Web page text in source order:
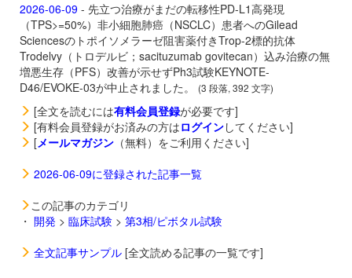
2026-06-09 - 先立つ治療がまだの転移性PD-L1高発現
（TPS>=50%）非小細胞肺癌（NSCLC）患者へのGilead
Sciencesのトポイソメラーゼ阻害薬付きTrop-2標的抗体
Trodelvy（トロデルビ；sacituzumab govitecan）込み治療の無
増悪生存（PFS）改善が示せずPh3試験KEYNOTE-
D46/EVOKE-03が中止されました。
(3 段落, 392 文字)
[全文を読むには有料会員登録が必要です]
[有料会員登録がお済みの方はログインしてください]
[メールマガジン （無料）をご利用ください]
2026-06-09に登録された記事一覧
この記事のカテゴリ
・ 開発 > 臨床試験 > 第3相/ピボタル試験
全文記事サンプル [全文読める記事の一覧です]